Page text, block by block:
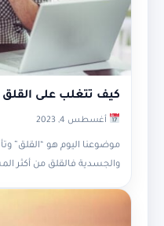
كيف تتغلب على
أغسطس 4, 2023
موضوعنا اليوم هو “القلق”
والجسدية فالقلق من أكثر